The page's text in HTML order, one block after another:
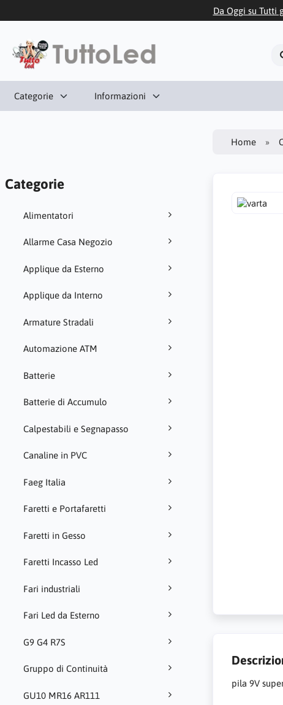
Da Oggi su Tutti
Categorie Informazioni
Categorie
Alimentatori
Allarme Casa Negozio
Applique da Esterno
Applique da Interno
Armature Stradali
Automazione ATM
Batterie
Batterie di Accumulo
Calpestabili e Segnapasso
Canaline in PVC
Faeg Italia
Faretti e Portafaretti
Faretti in Gesso
Faretti Incasso Led
Fari industriali
Fari Led da Esterno
G9 G4 R7S
Gruppo di Continuità
GU10 MR16 AR111
Home
pila 9V